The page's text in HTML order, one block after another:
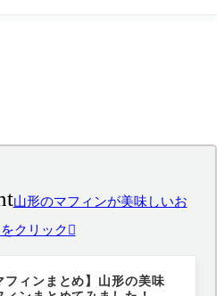
山形のマフィンが美味しいお
クリック
フィンまとめ】山形の美味